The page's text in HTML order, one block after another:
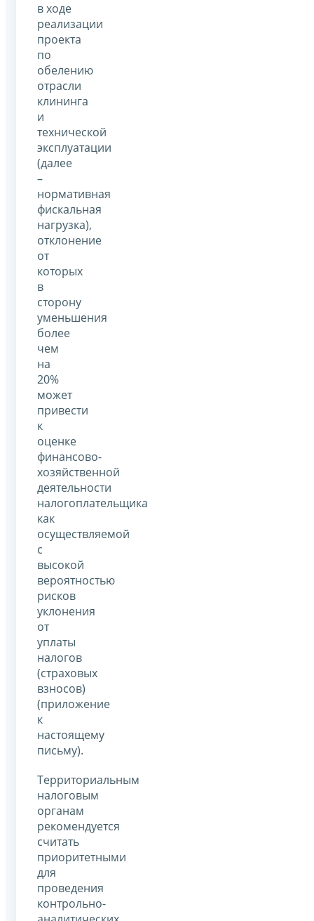
в ходе
реализации
проекта
по
обелению
отрасли
клининга
и
технической
эксплуатации
(далее
–
нормативная
фискальная
нагрузка),
отклонение
от
которых
в
сторону
уменьшения
более
чем
на
20%
может
привести
к
оценке
финансово-
хозяйственной
деятельности
налогоплательщика
как
осуществляемой
с
высокой
вероятностью
рисков
уклонения
от
уплаты
налогов
(страховых
взносов)
(приложение
к
настоящему
письму).
Территориальным
налоговым
органам
рекомендуется
считать
приоритетными
для
проведения
контрольно-